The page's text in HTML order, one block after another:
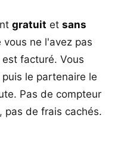
gratuit et sans
vous ne l'avez pas
facturé. Vous
le partenaire le
Pas de compteur
pas de frais cachés.